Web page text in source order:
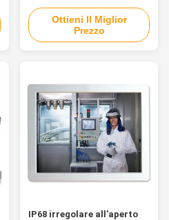
touch panel pc for car use
Features The waterproof
computers are a great solution
for food and beverage
threat of water splash from all
directions to even water ...
Ottieni Il Miglior
Prezzo
IP68 irregolare all'aperto